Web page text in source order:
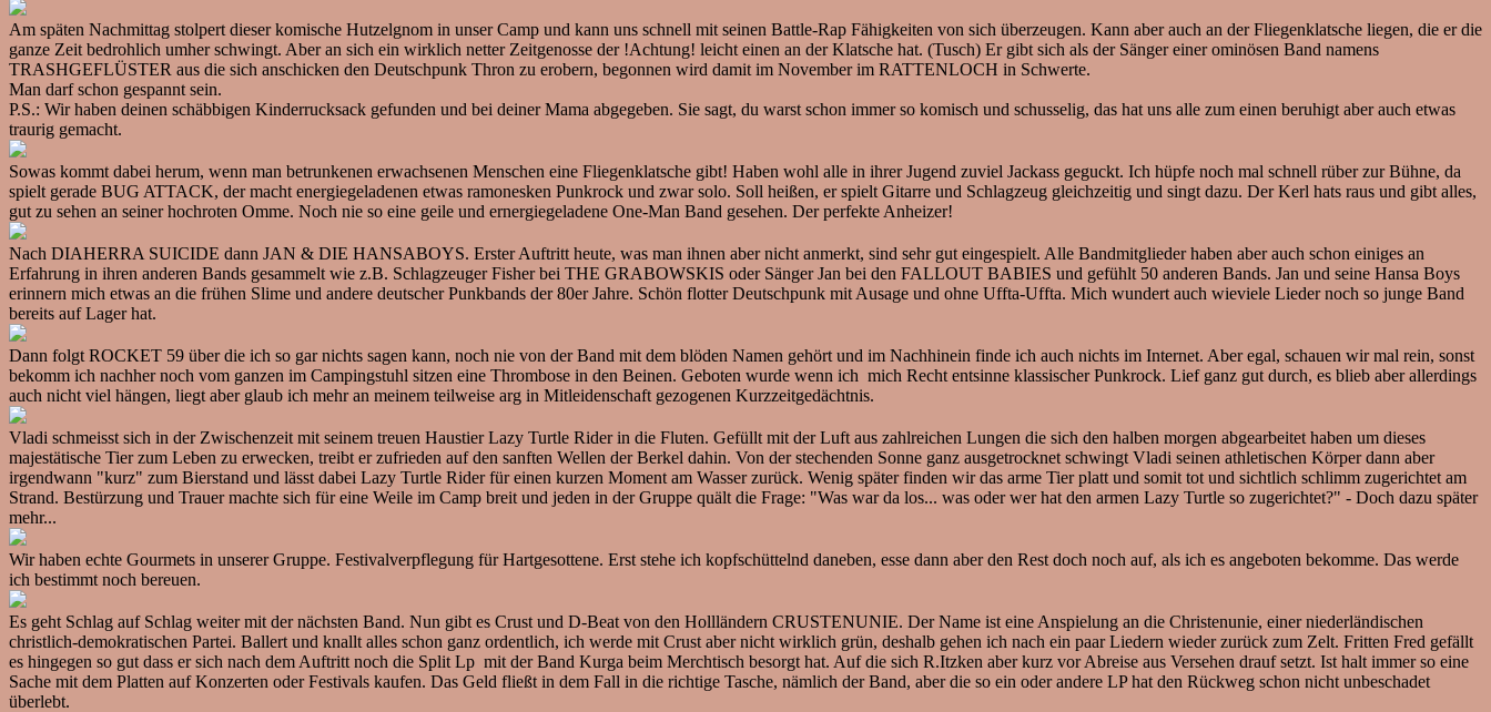
Am späten Nachmittag stolpert dieser komische Hutzelgnom in unser Camp und kann uns schnell mit seinen Battle-Rap Fähigkeiten von sich überzeugen. Kann aber auch an der Fliegenklatsche liegen, die er die
ganze Zeit bedrohlich umher schwingt. Aber an sich ein wirklich netter Zeitgenosse der !Achtung! leicht einen an der Klatsche hat. (Tusch) Er gibt sich als der Sänger einer ominösen Band namens
TRASHGEFLÜSTER aus die sich anschicken den Deutschpunk Thron zu erobern, begonnen wird damit im November im RATTENLOCH in Schwerte.
Man darf schon gespannt sein.
P.S.: Wir haben deinen schäbbigen Kinderrucksack gefunden und bei deiner Mama abgegeben. Sie sagt, du warst schon immer so komisch und schusselig, das hat uns alle zum einen beruhigt aber auch etwas
traurig gemacht.
Sowas kommt dabei herum, wenn man betrunkenen erwachsenen Menschen eine Fliegenklatsche gibt! Haben wohl alle in ihrer Jugend zuviel Jackass geguckt. Ich hüpfe noch mal schnell rüber zur Bühne, da
spielt gerade BUG ATTACK, der macht energiegeladenen etwas ramonesken Punkrock und zwar solo. Soll heißen, er spielt Gitarre und Schlagzeug gleichzeitig und singt dazu. Der Kerl hats raus und gibt alles,
gut zu sehen an seiner hochroten Omme. Noch nie so eine geile und ernergiegeladene One-Man Band gesehen. Der perfekte Anheizer!
Nach DIAHERRA SUICIDE dann JAN & DIE HANSABOYS. Erster Auftritt heute, was man ihnen aber nicht anmerkt, sind sehr gut eingespielt. Alle Bandmitglieder haben aber auch schon einiges an
Erfahrung in ihren anderen Bands gesammelt wie z.B. Schlagzeuger Fisher bei THE GRABOWSKIS oder Sänger Jan bei den FALLOUT BABIES und gefühlt 50 anderen Bands. Jan und seine Hansa Boys
erinnern mich etwas an die frühen Slime und andere deutscher Punkbands der 80er Jahre. Schön flotter Deutschpunk mit Ausage und ohne Uffta-Uffta. Mich wundert auch wieviele Lieder noch so junge Band
bereits auf Lager hat.
Dann folgt ROCKET 59 über die ich so gar nichts sagen kann, noch nie von der Band mit dem blöden Namen gehört und im Nachhinein finde ich auch nichts im Internet. Aber egal, schauen wir mal rein, sonst
bekomm ich nachher noch vom ganzen im Campingstuhl sitzen eine Thrombose in den Beinen. Geboten wurde wenn ich mich Recht entsinne klassischer Punkrock. Lief ganz gut durch, es blieb aber allerdings
auch nicht viel hängen, liegt aber glaub ich mehr an meinem teilweise arg in Mitleidenschaft gezogenen Kurzzeitgedächtnis.
Vladi schmeisst sich in der Zwischenzeit mit seinem treuen Haustier Lazy Turtle Rider in die Fluten. Gefüllt mit der Luft aus zahlreichen Lungen die sich den halben morgen abgearbeitet haben um dieses
majestätische Tier zum Leben zu erwecken, treibt er zufrieden auf den sanften Wellen der Berkel dahin. Von der stechenden Sonne ganz ausgetrocknet schwingt Vladi seinen athletischen Körper dann aber
irgendwann "kurz" zum Bierstand und lässt dabei Lazy Turtle Rider für einen kurzen Moment am Wasser zurück. Wenig später finden wir das arme Tier platt und somit tot und sichtlich schlimm zugerichtet am
Strand. Bestürzung und Trauer machte sich für eine Weile im Camp breit und jeden in der Gruppe quält die Frage: "Was war da los... was oder wer hat den armen Lazy Turtle so zugerichtet?" - Doch dazu später
mehr...
Wir haben echte Gourmets in unserer Gruppe. Festivalverpflegung für Hartgesottene. Erst stehe ich kopfschüttelnd daneben, esse dann aber den Rest doch noch auf, als ich es angeboten bekomme. Das werde
ich bestimmt noch bereuen.
Es geht Schlag auf Schlag weiter mit der nächsten Band. Nun gibt es Crust und D-Beat von den Hollländern CRUSTENUNIE. Der Name ist eine Anspielung an die Christenunie, einer niederländischen
christlich-demokratischen Partei. Ballert und knallt alles schon ganz ordentlich, ich werde mit Crust aber nicht wirklich grün, deshalb gehen ich nach ein paar Liedern wieder zurück zum Zelt. Fritten Fred gefällt
es hingegen so gut dass er sich nach dem Auftritt noch die Split Lp mit der Band Kurga beim Merchtisch besorgt hat. Auf die sich R.Itzken aber kurz vor Abreise aus Versehen drauf setzt. Ist halt immer so eine
Sache mit dem Platten auf Konzerten oder Festivals kaufen. Das Geld fließt in dem Fall in die richtige Tasche, nämlich der Band, aber die so ein oder andere LP hat den Rückweg schon nicht unbeschadet
überlebt.